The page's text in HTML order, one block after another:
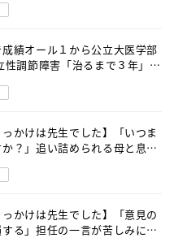
成績オール１から公立大医学部
性調節障害「治るまで３年」の
っかけは先生でした】「いつま
？」追い詰められる母と息子
っかけは先生でした】「意見の
る」担任の一言が苦しみに…